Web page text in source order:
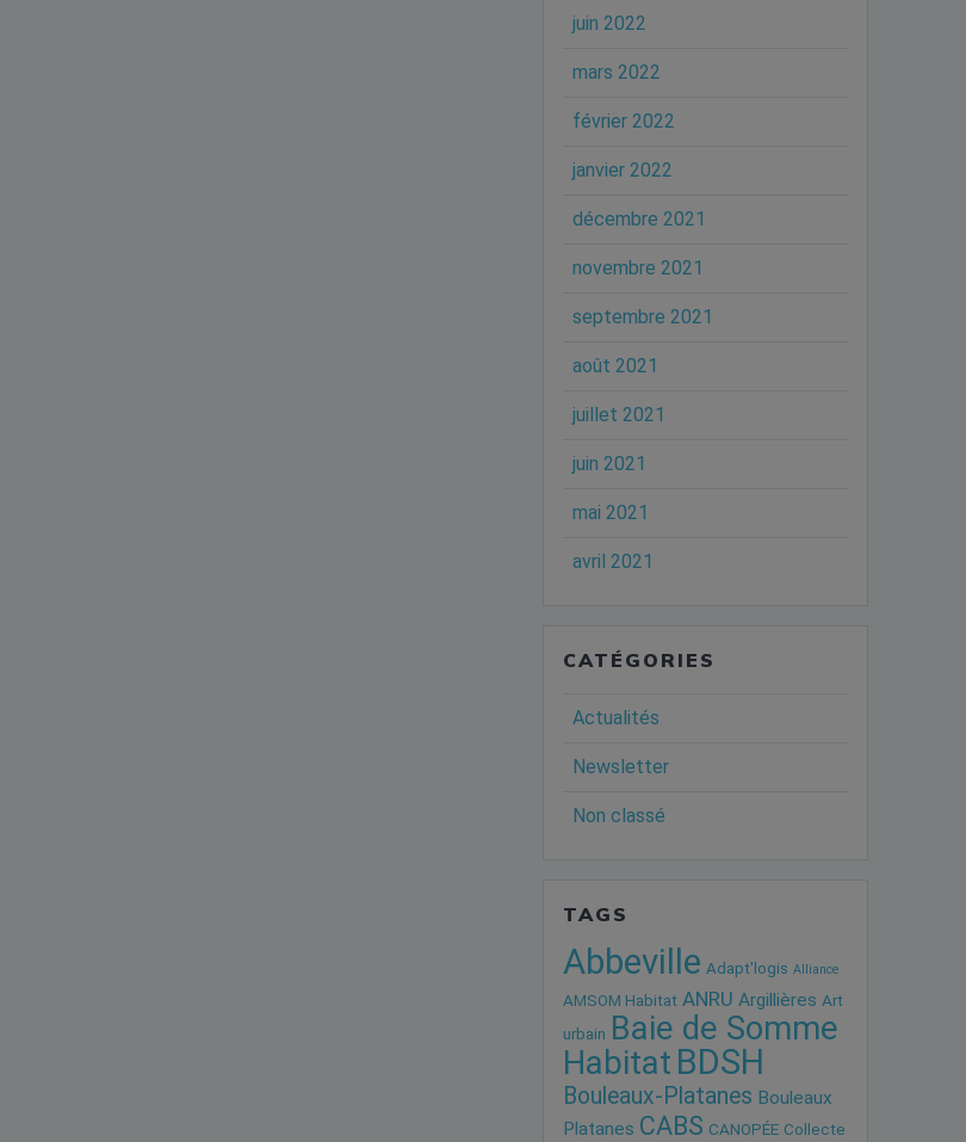
juin 2022
mars 2022
février 2022
janvier 2022
décembre 2021
novembre 2021
septembre 2021
août 2021
juillet 2021
juin 2021
mai 2021
avril 2021
CATÉGORIES
Actualités
Newsletter
Non classé
TAGS
Abbeville Adapt'logis Alliance
AMSOM Habitat ANRU Argillières Art
urbain Baie de Somme
Habitat BDSH
Bouleaux-Platanes Bouleaux
Platanes CABS CANOPÉE Collecte